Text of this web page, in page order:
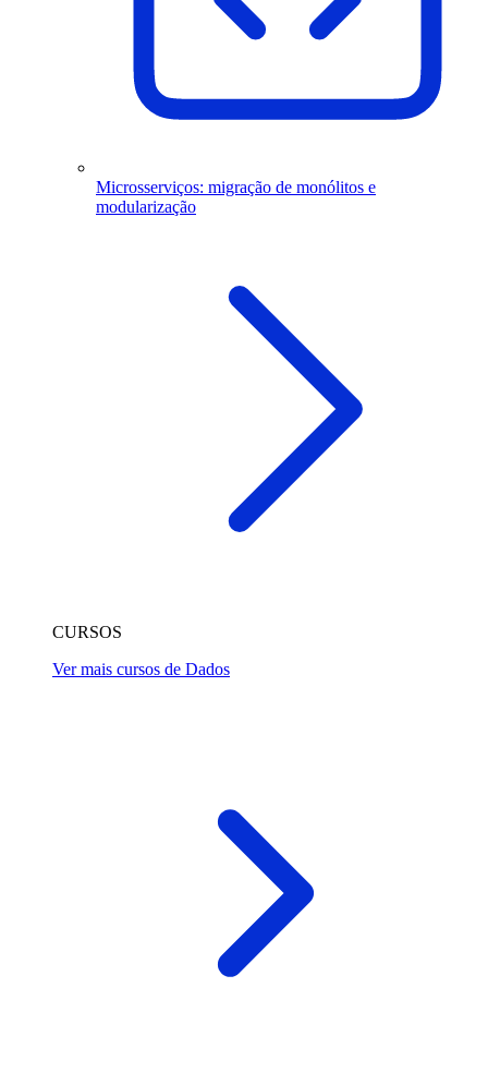
Microsserviços: migração de monólitos e
modularização
CURSOS
Ver mais cursos de Dados